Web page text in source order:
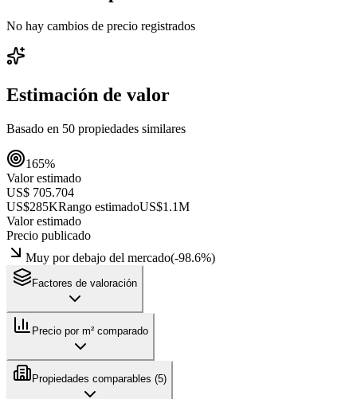
No hay cambios de precio registrados
Estimación de valor
Basado en 50 propiedades similares
165%
Valor estimado
US$ 705.704
US$285KRango estimadoUS$1.1M
Valor estimado
Precio publicado
Muy por debajo del mercado(-98.6%)
Factores de valoración
Precio por m² comparado
Propiedades comparables (5)